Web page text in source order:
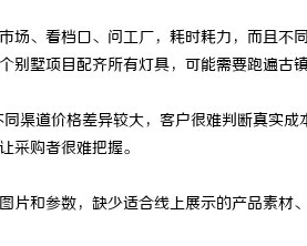
、看档口、问工厂，耗时耗力，而且不
别墅项目配齐所有灯具，可能需要跑遍古
渠道价格差异较大，客户很难判断真实
采购者很难把握。
和参数，缺少适合线上展示的产品素材